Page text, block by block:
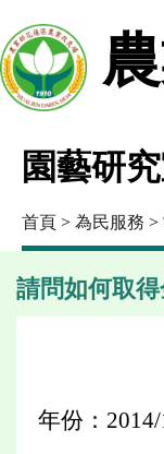
園藝研
首頁 > 為民服務 >
請問如何取得
年份：2014/